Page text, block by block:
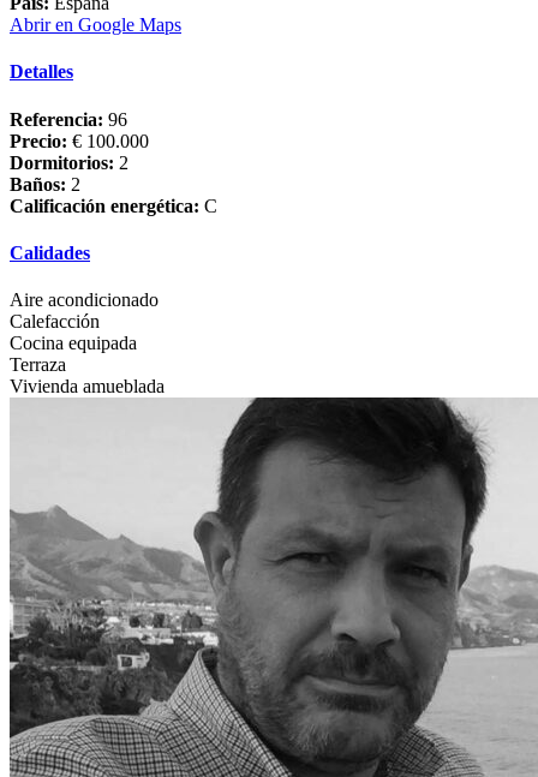
Abrir en Google Maps
Detalles
Referencia: 96
Precio: € 100.000
Dormitorios: 2
Baños: 2
Calificación energética: C
Calidades
Aire acondicionado
Calefacción
Cocina equipada
Terraza
Vivienda amueblada